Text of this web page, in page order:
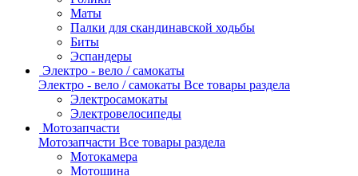
Маты
Палки для скандинавской ходьбы
Биты
Эспандеры
Электро - вело / самокаты
Электро - вело / самокаты Все товары раздела
Электросамокаты
Электровелосипеды
Мотозапчасти
Мотозапчасти Все товары раздела
Мотокамера
Мотошина